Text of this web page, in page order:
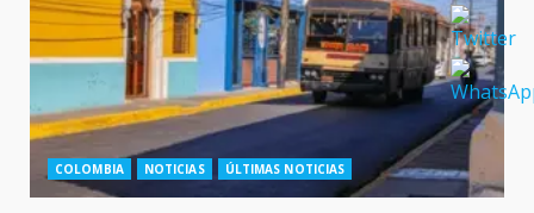
COLOMBIA NOTICIAS ÚLTIMAS NOTICIAS